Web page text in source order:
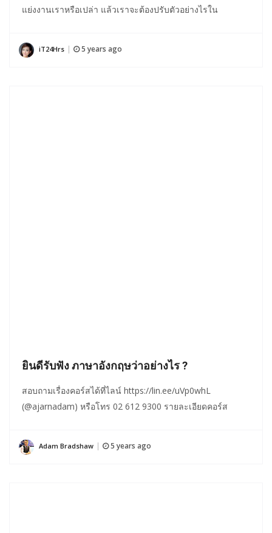
แย่งงานเราหรือเปล่า แล้วเราจะต้องปรับตัวอย่างไรใน
iT24Hrs 5 years ago
ยินดีรับฟัง ภาษาอังกฤษว่าอย่างไร ?
สอบถามเรื่องคอร์สได้ที่ไลน์ https://lin.ee/uVp0whL
(@ajarnadam) หรือโทร 02 612 9300 รายละเอียดคอร์ส
Adam Bradshaw 5 years ago